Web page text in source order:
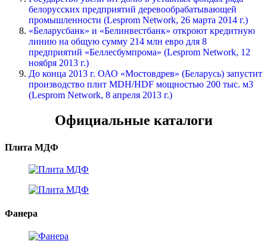
белорусских предприятий деревообрабатывающей
промышленности (Lesprom Network, 26 марта 2014 г.)
«Беларусбанк» и «Белинвестбанк» откроют кредитную
линию на общую сумму 214 млн евро для 8
предприятий «Беллесбумпрома» (Lesprom Network, 12
ноября 2013 г.)
До конца 2013 г. ОАО «Мостовдрев» (Беларусь) запустит
производство плит MDH/HDF мощностью 200 тыс. м3
(Lesprom Network, 8 апреля 2013 г.)
Официальные каталоги
Плита МДФ
Фанера